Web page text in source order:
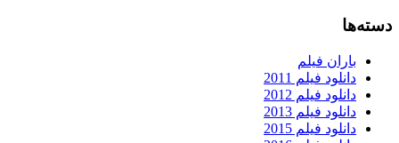
دسته‌ها
باران فیلم
دانلود فیلم 2011
دانلود فیلم 2012
دانلود فیلم 2013
دانلود فیلم 2015